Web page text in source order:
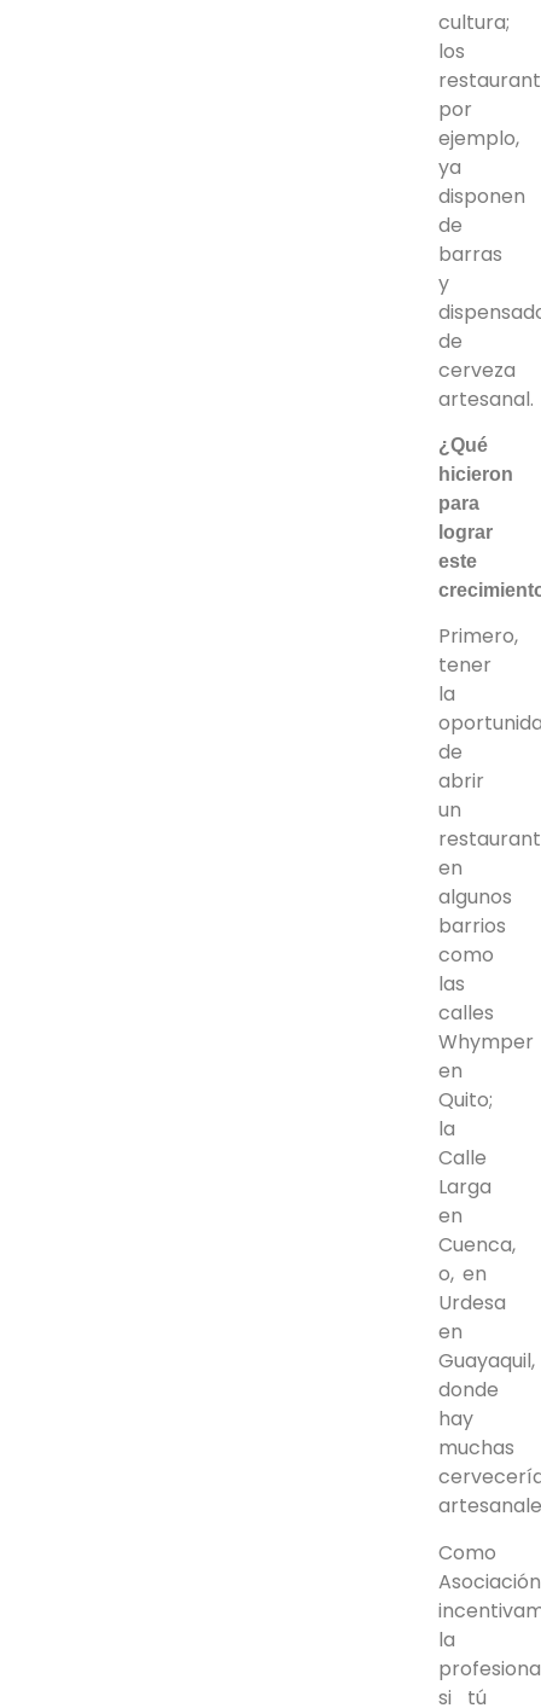
cultura;
los
por
ejemplo,
ya
disponen
de
barras
y
de
cerveza
artesanal.
¿Qué
hicieron
para
lograr
este
Primero,
tener
la
de
abrir
un
en
algunos
barrios
como
las
calles
Whymper
en
Quito;
la
Calle
Larga
en
Cuenca,
o, en
Urdesa
en
Guayaquil,
donde
hay
muchas
Como
Asociación
la
si tú